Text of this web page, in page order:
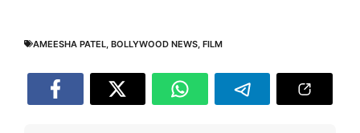
AMEESHA PATEL BOLLYWOOD NEWS FILM